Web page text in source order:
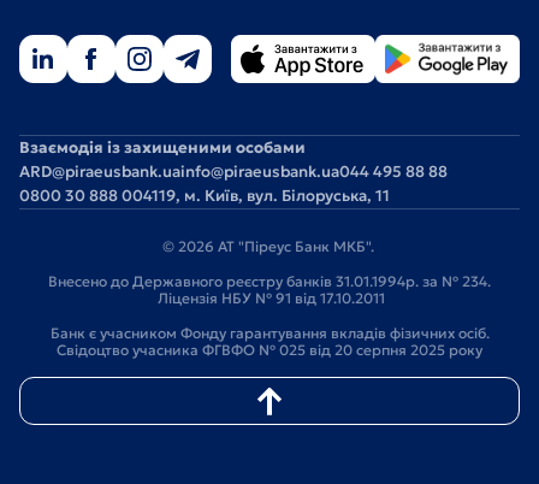
Взаємодія із захищеними особами
ARD@piraeusbank.uainfo@piraeusbank.ua044 495 88 88
0800 30 888 004119, м. Київ, вул. Білоруська, 11
© 2026 АТ "Піреус Банк МКБ".
Внесено до Державного реєстру банків 31.01.1994р. за № 234.
Ліцензія НБУ № 91 від 17.10.2011
Банк є учасником Фонду гарантування вкладів фізичних осіб.
Свідоцтво учасника ФГВФО № 025 від 20 серпня 2025 року